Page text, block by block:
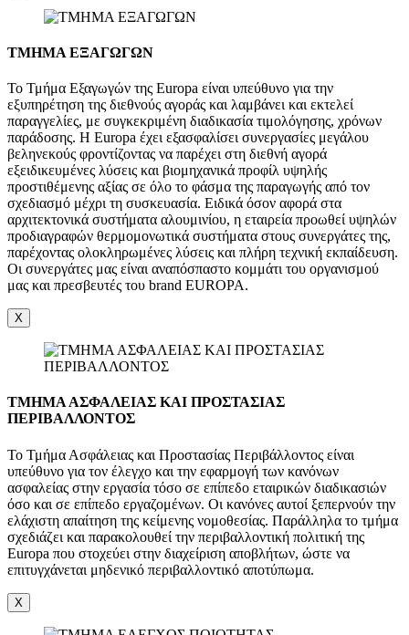
ΤΜΗΜΑ ΕΞΑΓΩΓΩΝ
Το Τμήμα Εξαγωγών της Europa είναι υπεύθυνο για την
εξυπηρέτηση της διεθνούς αγοράς και λαμβάνει και εκτελεί
παραγγελίες, με συγκεκριμένη διαδικασία τιμολόγησης, χρόνων
παράδοσης. Η Europa έχει εξασφαλίσει συνεργασίες μεγάλου
βεληνεκούς φροντίζοντας να παρέχει στη διεθνή αγορά
εξειδικευμένες λύσεις και βιομηχανικά προφίλ υψηλής
προστιθέμενης αξίας σε όλο το φάσμα της παραγωγής από τον
σχεδιασμό μέχρι τη συσκευασία. Ειδικά όσον αφορά στα
αρχιτεκτονικά συστήματα αλουμινίου, η εταιρεία προωθεί υψηλών
προδιαγραφών θερμομονωτικά συστήματα στους συνεργάτες της,
παρέχοντας ολοκληρωμένες λύσεις και πλήρη τεχνική εκπαίδευση.
Οι συνεργάτες μας είναι αναπόσπαστο κομμάτι του οργανισμού
μας και πρεσβευτές του brand EUROPA.
X
ΤΜΗΜΑ ΑΣΦΑΛΕΙΑΣ ΚΑΙ ΠΡΟΣΤΑΣΙΑΣ
ΠΕΡΙΒΑΛΛΟΝΤΟΣ
Το Τμήμα Ασφάλειας και Προστασίας Περιβάλλοντος είναι
υπεύθυνο για τον έλεγχο και την εφαρμογή των κανόνων
ασφαλείας στην εργασία τόσο σε επίπεδο εταιρικών διαδικασιών
όσο και σε επίπεδο εργαζομένων. Οι κανόνες αυτοί ξεπερνούν την
ελάχιστη απαίτηση της κείμενης νομοθεσίας. Παράλληλα το τμήμα
σχεδιάζει και παρακολουθεί την περιβαλλοντική πολιτική της
Europa που στοχεύει στην διαχείριση αποβλήτων, ώστε να
επιτυγχάνεται μηδενικό περιβαλλοντικό αποτύπωμα.
X